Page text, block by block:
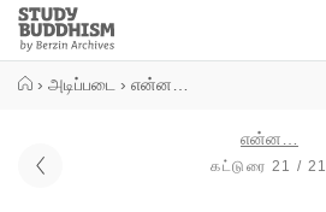
Close
Study
Buddhism
› அடிப்படை › என்ன…
என்ன…
கட்டுரை 21 / 21